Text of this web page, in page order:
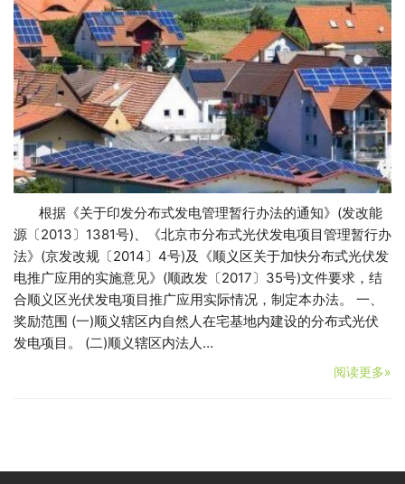
根据《关于印发分布式发电管理暂行办法的通知》(发改能
源〔2013〕1381号)、《北京市分布式光伏发电项目管理暂行办
法》(京发改规〔2014〕4号)及《顺义区关于加快分布式光伏发
电推广应用的实施意见》(顺政发〔2017〕35号)文件要求，结
合顺义区光伏发电项目推广应用实际情况，制定本办法。 一、
奖励范围 (一)顺义辖区内自然人在宅基地内建设的分布式光伏
发电项目。 (二)顺义辖区内法人…
阅读更多»